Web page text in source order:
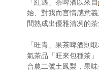
始、對我而言情感意
間熟成出優雅清冽的茶
「旺青」果茶啤酒則
氣茶品「旺來包種茶
台農二號土鳳梨，果味